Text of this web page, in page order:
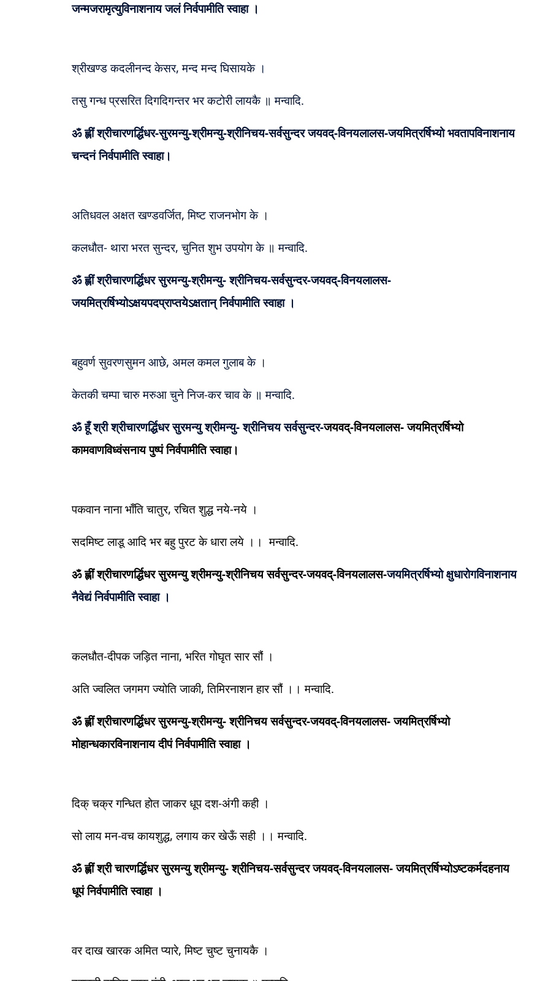
जन्मजरामृत्युविनाशनाय जलं निर्वपामीति स्वाहा ।
श्रीखण्ड कदलीनन्द केसर, मन्द मन्द घिसायके ।
तसु गन्ध प्रसरित दिगदिगन्तर भर कटोरी लायकै ॥ मन्वादि.
ॐ ह्लीं श्रीचारणर्द्धिधर-सुरमन्यु-श्रीमन्यु-श्रीनिचय-सर्वसुन्दर जयवद्-विनयलालस-जयमित्रर्षिभ्यो भवतापविनाशनाय
चन्दनं निर्वपामीति स्वाहा।
अतिधवल अक्षत खण्डवर्जित, मिष्ट राजनभोग के ।
कलधौत- थारा भरत सुन्दर, चुनित शुभ उपयोग के ॥ मन्वादि.
ॐ ह्लीं श्रीचारणर्द्धिधर सुरमन्यु-श्रीमन्यु- श्रीनिचय-सर्वसुन्दर-जयवद्-विनयलालस-
जयमित्रर्षिभ्योऽक्षयपदप्राप्तयेऽक्षतान् निर्वपामीति स्वाहा ।
बहुवर्ण सुवरणसुमन आछे, अमल कमल गुलाब के ।
केतकी चम्पा चारु मरुआ चुने निज-कर चाव के ॥ मन्वादि.
ॐ हूँ श्री श्रीचारणर्द्धिधर सुरमन्यु श्रीमन्यु- श्रीनिचय सर्वसुन्दर-जयवद्-विनयलालस- जयमित्रर्षिभ्यो
कामवाणविध्वंसनाय पुष्पं निर्वपामीति स्वाहा।
पकवान नाना भाँति चातुर, रचित शुद्ध नये-नये ।
सदमिष्ट लाडू आदि भर बहु पुरट के धारा लये ।। मन्वादि.
ॐ ह्लीं श्रीचारणर्द्धिधर सुरमन्यु श्रीमन्यु-श्रीनिचय सर्वसुन्दर-जयवद्-विनयलालस-जयमित्रर्षिभ्यो क्षुधारोगविनाशनाय
नैवेद्यं निर्वपामीति स्वाहा ।
कलधौत-दीपक जड़ित नाना, भरित गोघृत सार सौं ।
अति ज्वलित जगमग ज्योति जाकी, तिमिरनाशन हार सौं ।। मन्वादि.
ॐ ह्लीं श्रीचारणर्द्धिधर सुरमन्यु-श्रीमन्यु- श्रीनिचय सर्वसुन्दर-जयवद्-विनयलालस- जयमित्रर्षिभ्यो
मोहान्धकारविनाशनाय दीपं निर्वपामीति स्वाहा ।
दिक् चक्र गन्धित होत जाकर धूप दश-अंगी कही ।
सो लाय मन-वच कायशुद्ध, लगाय कर खेऊँ सही ।। मन्वादि.
ॐ ह्लीं श्री चारणर्द्धिधर सुरमन्यु श्रीमन्यु- श्रीनिचय-सर्वसुन्दर जयवद्-विनयलालस- जयमित्रर्षिभ्योऽष्टकर्मदहनाय
धूपं निर्वपामीति स्वाहा ।
वर दाख खारक अमित प्यारे, मिष्ट चुष्ट चुनायकै ।